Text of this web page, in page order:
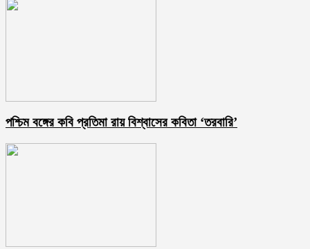
পশ্চিম বঙ্গের কবি প্রতিমা রায় বিশ্বাসের কবিতা ‘তরবারি’